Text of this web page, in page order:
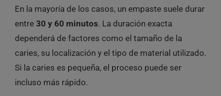
En la mayoría de los casos, un empaste suele durar
entre 30 y 60 minutos. La duración exacta
dependerá de factores como el tamaño de la
caries, su localización y el tipo de material utilizado.
Si la caries es pequeña, el proceso puede ser
incluso más rápido.